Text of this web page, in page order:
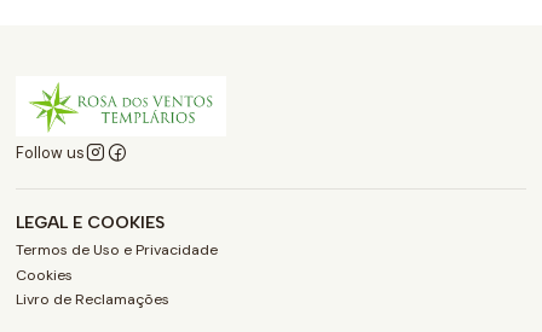
Follow us
LEGAL E COOKIES
Termos de Uso e Privacidade
Cookies
Livro de Reclamações